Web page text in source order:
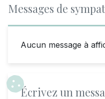
Messages de
Aucun message à
Écrivez un